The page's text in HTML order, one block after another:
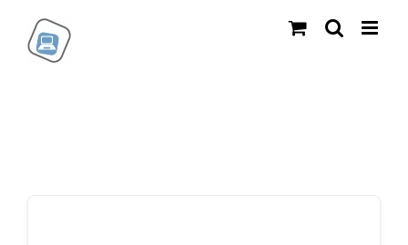
Inhalt
springen